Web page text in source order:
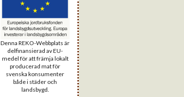
Denna REKO-Webbplats är
delfinansierad av EU-
medel för att främja lokalt
producerad mat för
svenska konsumenter
både i städer och
landsbygd.